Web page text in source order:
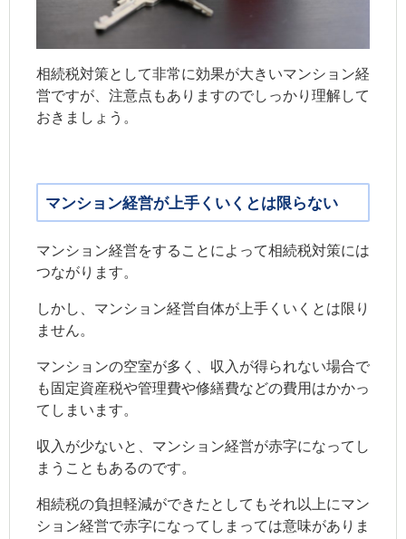
相続税対策として非常に効果が大きいマンション経
営ですが、注意点もありますのでしっかり理解して
おきましょう。
マンション経営が上手くいくとは限らない
マンション経営をすることによって相続税対策には
つながります。
しかし、マンション経営自体が上手くいくとは限り
ません。
マンションの空室が多く、収入が得られない場合で
も固定資産税や管理費や修繕費などの費用はかかっ
てしまいます。
収入が少ないと、マンション経営が赤字になってし
まうこともあるのです。
相続税の負担軽減ができたとしてもそれ以上にマン
ション経営で赤字になってしまっては意味がありま